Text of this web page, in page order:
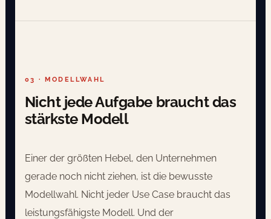
03 · MODELLWAHL
Nicht jede Aufgabe braucht das
stärkste Modell
Einer der größten Hebel, den Unternehmen
gerade noch nicht ziehen, ist die bewusste
Modellwahl. Nicht jeder Use Case braucht das
leistungsfähigste Modell. Und der